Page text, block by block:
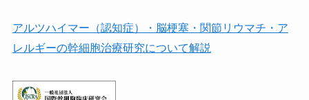
アルツハイマー（認知症）・脳梗塞・関節リウマチ・ア
レルギーの幹細胞治療研究について解説